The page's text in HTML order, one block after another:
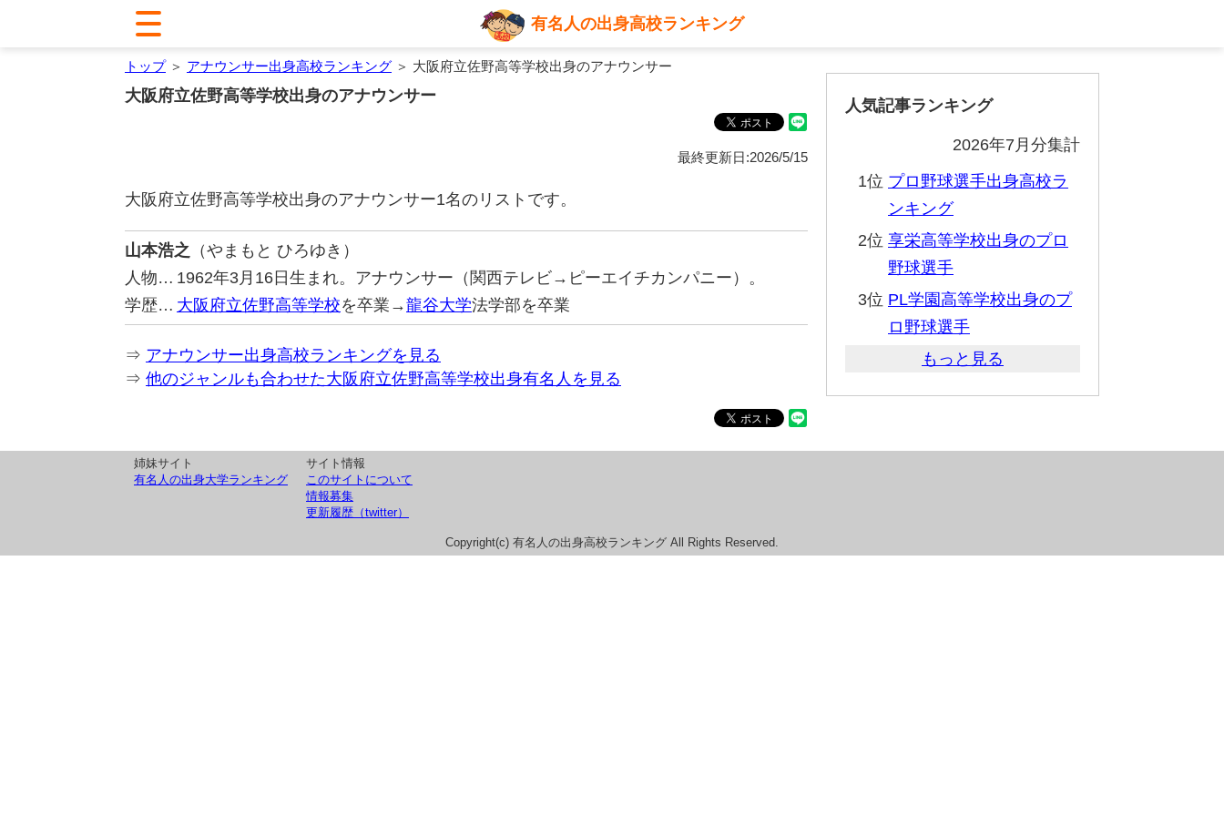
有名人の出身高校ランキング
トップ＞ アナウンサー出身高校ランキング ＞ 大阪府立佐野高等学校出身のアナウンサー
大阪府立佐野高等学校出身のアナウンサー
最終更新日:2026/5/15
大阪府立佐野高等学校出身のアナウンサー1名のリストです。
山本浩之 （やまもと ひろゆき）
人物… 1962年3月16日生まれ。アナウンサー（関西テレビ→ピーエイチカンパニー）。
学歴… 大阪府立佐野高等学校を卒業→龍谷大学法学部を卒業
⇒ アナウンサー出身高校ランキングを見る
⇒ 他のジャンルも合わせた大阪府立佐野高等学校出身有名人を見る
人気記事ランキング
2026年7月分集計
1位 プロ野球選手出身高校ラ
ンキング
2位 享栄高等学校出身のプロ
野球選手
3位 PL学園高等学校出身のプ
ロ野球選手
もっと見る
姉妹サイト
有名人の出身大学ランキング
サイト情報
このサイトについて
情報募集
更新履歴（twitter）
Copyright(c) 有名人の出身高校ランキング All Rights Reserved.